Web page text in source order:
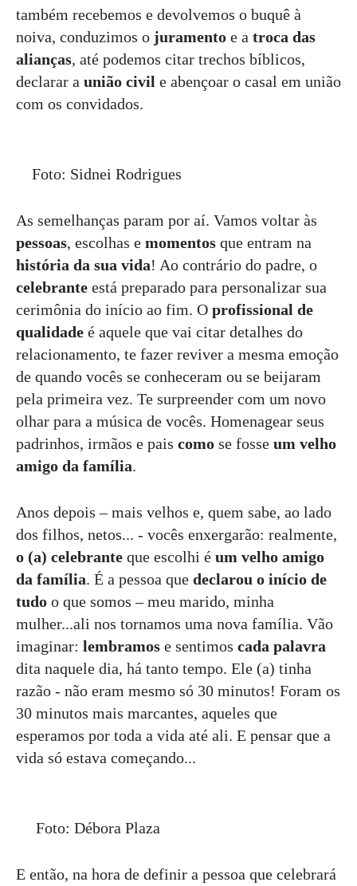
também recebemos e devolvemos o buquê à
noiva, conduzimos o juramento e a troca das
alianças, até podemos citar trechos bíblicos,
declarar a união civil e abençoar o casal em união
com os convidados.
Foto: Sidnei Rodrigues
As semelhanças param por aí. Vamos voltar às
pessoas, escolhas e momentos que entram na
história da sua vida! Ao contrário do padre, o
celebrante está preparado para personalizar sua
cerimônia do início ao fim. O profissional de
qualidade é aquele que vai citar detalhes do
relacionamento, te fazer reviver a mesma emoção
de quando vocês se conheceram ou se beijaram
pela primeira vez. Te surpreender com um novo
olhar para a música de vocês. Homenagear seus
padrinhos, irmãos e pais como se fosse um velho
amigo da família.
Anos depois – mais velhos e, quem sabe, ao lado
dos filhos, netos... - vocês enxergarão: realmente,
o (a) celebrante que escolhi é um velho amigo
da família. É a pessoa que declarou o início de
tudo o que somos – meu marido, minha
mulher...ali nos tornamos uma nova família. Vão
imaginar: lembramos e sentimos cada palavra
dita naquele dia, há tanto tempo. Ele (a) tinha
razão - não eram mesmo só 30 minutos! Foram os
30 minutos mais marcantes, aqueles que
esperamos por toda a vida até ali. E pensar que a
vida só estava começando...
Foto: Débora Plaza
E então, na hora de definir a pessoa que celebrará